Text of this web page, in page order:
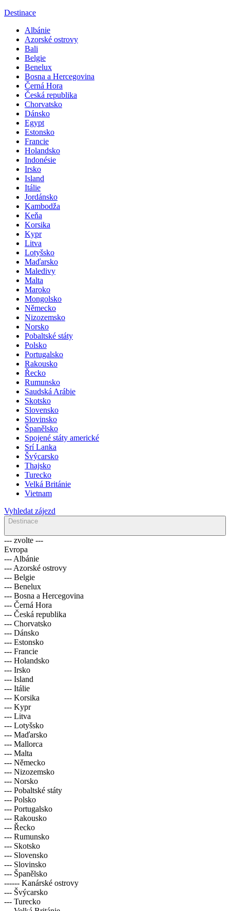
Destinace
Albánie
Azorské ostrovy
Bali
Belgie
Benelux
Bosna a Hercegovina
Černá Hora
Česká republika
Chorvatsko
Dánsko
Egypt
Estonsko
Francie
Holandsko
Indonésie
Irsko
Island
Itálie
Jordánsko
Kambodža
Keňa
Korsika
Kypr
Litva
Lotyšsko
Maďarsko
Maledivy
Malta
Maroko
Mongolsko
Německo
Nizozemsko
Norsko
Pobaltské státy
Polsko
Portugalsko
Rakousko
Řecko
Rumunsko
Saudská Arábie
Skotsko
Slovensko
Slovinsko
Španělsko
Spojené státy americké
Srí Lanka
Švýcarsko
Thajsko
Turecko
Velká Británie
Vietnam
Vyhledat zájezd
Destinace
--- zvolte ---
Evropa
--- Albánie
--- Azorské ostrovy
--- Belgie
--- Benelux
--- Bosna a Hercegovina
--- Černá Hora
--- Česká republika
--- Chorvatsko
--- Dánsko
--- Estonsko
--- Francie
--- Holandsko
--- Irsko
--- Island
--- Itálie
--- Korsika
--- Kypr
--- Litva
--- Lotyšsko
--- Maďarsko
--- Mallorca
--- Malta
--- Německo
--- Nizozemsko
--- Norsko
--- Pobaltské státy
--- Polsko
--- Portugalsko
--- Rakousko
--- Řecko
--- Rumunsko
--- Skotsko
--- Slovensko
--- Slovinsko
--- Španělsko
------ Kanárské ostrovy
--- Švýcarsko
--- Turecko